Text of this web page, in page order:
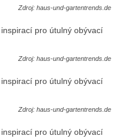
Zdroj: haus-und-gartentrends.de
Zdroj: haus-und-gartentrends.de
Zdroj: haus-und-gartentrends.de